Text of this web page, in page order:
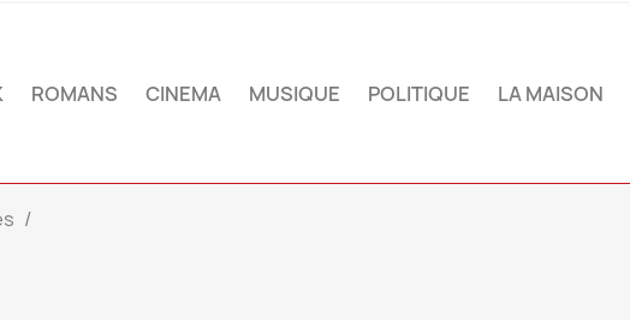
ROMANS CINEMA MUSIQUE POLITIQUE LA MAISON